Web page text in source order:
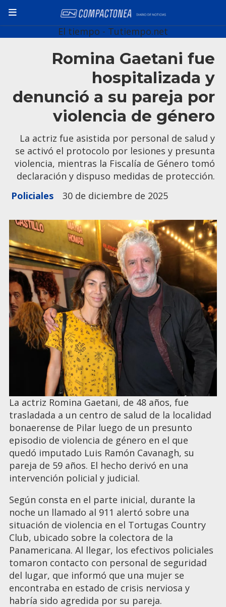
El tiempo - Tutiempo.net
Romina Gaetani fue
hospitalizada y
denunció a su pareja por
violencia de género
La actriz fue asistida por personal de salud y
se activó el protocolo por lesiones y presunta
violencia, mientras la Fiscalía de Género tomó
declaración y dispuso medidas de protección.
Policiales
30 de diciembre de 2025
La actriz Romina Gaetani, de 48 años, fue
trasladada a un centro de salud de la localidad
bonaerense de Pilar luego de un presunto
episodio de violencia de género en el que
quedó imputado Luis Ramón Cavanagh, su
pareja de 59 años. El hecho derivó en una
intervención policial y judicial.
Según consta en el parte inicial, durante la
noche un llamado al 911 alertó sobre una
situación de violencia en el Tortugas Country
Club, ubicado sobre la colectora de la
Panamericana. Al llegar, los efectivos policiales
tomaron contacto con personal de seguridad
del lugar, que informó que una mujer se
encontraba en estado de crisis nerviosa y
habría sido agredida por su pareja.